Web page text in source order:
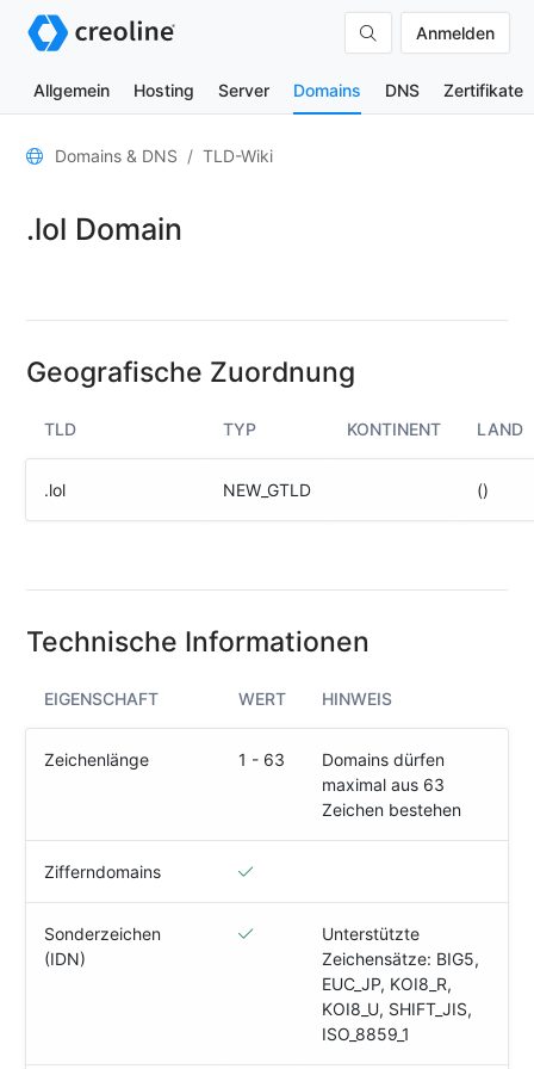
Anmelden
Allgemein Hosting Server Domains DNS Zertifikate
Allgemein
Kontakte
DNS-
Lookup
HTTP-
Test
HTTP-
Test
Whois
Responsible
Disclosure
WEITERE
Kundencenter
Domains & DNS TLD-Wiki
.lol Domain
Geografische Zuordnung
TLD TYP KONTINENT LAND
.lol NEW_GTLD ()
Technische Informationen
EIGENSCHAFT WERT HINWEIS
Zeichenlänge 1 - 63
Domains dürfen
maximal aus 63
Zeichen bestehen
Zifferndomains
Sonderzeichen
(IDN)
Unterstützte
Zeichensätze: BIG5,
EUC_JP, KOI8_R,
KOI8_U, SHIFT_JIS,
ISO_8859_1